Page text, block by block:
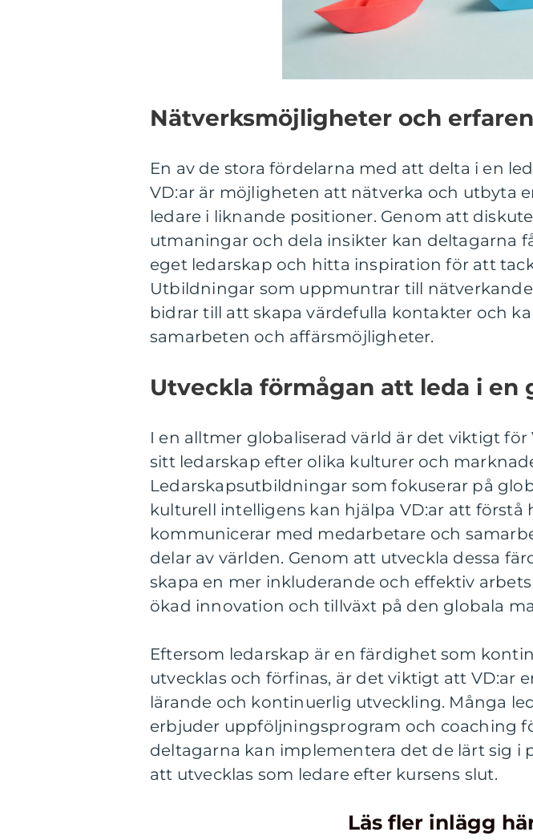
Nätverksmöjligheter och
En av de stora fördelarna med att delta i en
VD:ar är möjligheten att nätverka och utbyta
ledare i liknande positioner. Genom att
utmaningar och dela insikter kan deltagarna
eget ledarskap och hitta inspiration för att
Utbildningar som uppmuntrar till
bidrar till att skapa värdefulla kontakter och
samarbeten och affärsmöjligheter.
Utveckla förmågan att leda i en
I en alltmer globaliserad värld är det viktigt för
sitt ledarskap efter olika kulturer och
Ledarskapsutbildningar som fokuserar på
kulturell intelligens kan hjälpa VD:ar att förstå
kommunicerar med medarbetare och
delar av världen. Genom att utveckla dessa
skapa en mer inkluderande och effektiv
ökad innovation och tillväxt på den globala
Eftersom ledarskap är en färdighet som
utvecklas och förfinas, är det viktigt att VD:ar
lärande och kontinuerlig utveckling. Många
erbjuder uppföljningsprogram och coaching
deltagarna kan implementera det de lärt sig i
att utvecklas som ledare efter kursens slut.
Läs fler inlägg